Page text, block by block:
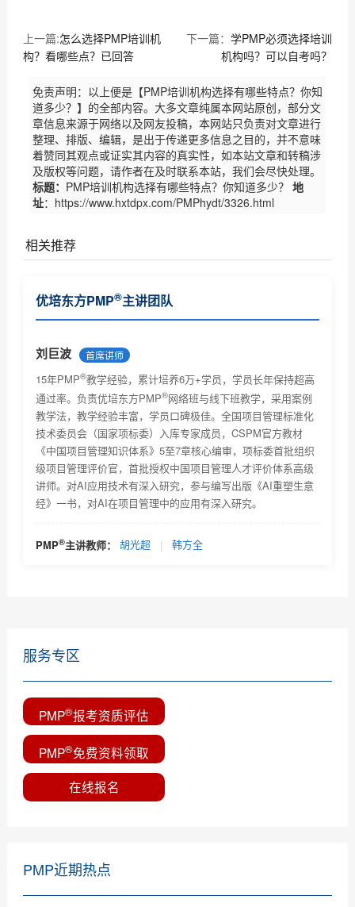
上一篇:怎么选择PMP培训机
构？看哪些点？已回答
下一篇：学PMP必须选择培训
机构吗？可以自考吗？
免责声明：以上便是【PMP培训机构选择有哪些特点？你知
道多少？】的全部内容。大多文章纯属本网站原创，部分文
章信息来源于网络以及网友投稿，本网站只负责对文章进行
整理、排版、编辑，是出于传递更多信息之目的，并不意味
着赞同其观点或证实其内容的真实性，如本站文章和转稿涉
及版权等问题，请作者在及时联系本站，我们会尽快处理。
标题： PMP培训机构选择有哪些特点？你知道多少？ 地
址：https://www.hxtdpx.com/PMPhydt/3326.html
相关推荐
PMI(中国)2017项目管理大会诚征主题（优培东方）
关于2017年6月份项目管理考试北京考场已达报名人数
上限...
关于PMBOK® 指南改版及PMP®认证考试更新有关事宜
的通知...
2018年项目管理认证考试时间安排及教材改版通知
关于项目管理系列职业资格认证考试考试费价格调整的
通...
2018年2月PMI全球认证人士及《项目管理知识体系指南
(P...
优培东方2018年9月8日项目管理资格认证考试的报名通
全球PMP认证人数2019年4月
优培东方PMP®主讲团队
刘巨波 首席讲师
15年PMP®教学经验，累计培养6万+学员，学员长年保持超高
通过率。负责优培东方PMP®网络班与线下班教学，采用案例
教学法，教学经验丰富，学员口碑极佳。全国项目管理标准化
技术委员会（国家项标委）入库专家成员，CSPM官方教材
《中国项目管理知识体系》5至7章核心编审，项标委首批组织
级项目管理评价官，首批授权中国项目管理人才评价体系高级
讲师。对AI应用技术有深入研究，参与编写出版《AI重塑生意
经》一书，对AI在项目管理中的应用有深入研究。
PMP®主讲教师： 胡光超 | 韩方全
服务专区
PMP®报考资质评估
PMP®免费资料领取
在线报名
PMP近期热点